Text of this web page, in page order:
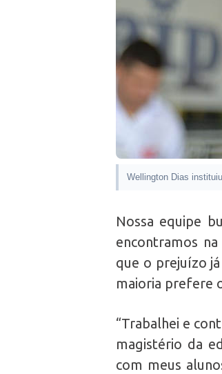
Wellington Dias
Nossa equipe
encontramos
que o prejuízo
maioria prefere
“Trabalhei e
magistério da
com meus